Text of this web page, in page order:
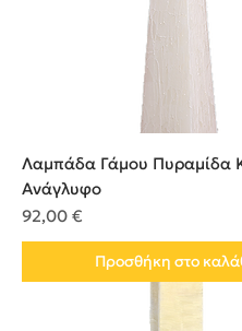
Λαμπάδα Γάμου Πυραμίδα
Ανάγλυφο
Τιμή
92,00 €
Προσθήκη στο